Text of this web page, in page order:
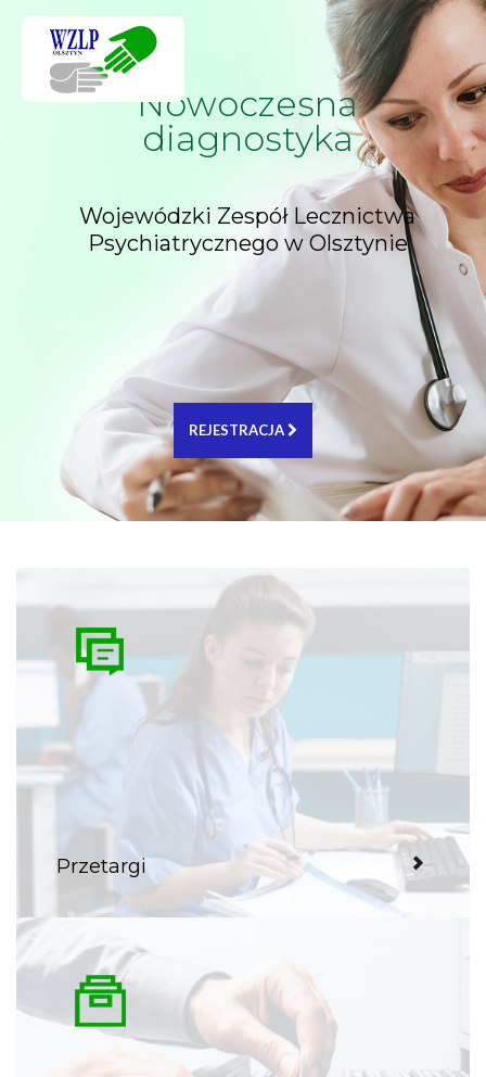
Nowoczesna
diagnostyka
Wojewódzki Zespół Lecznictwa
Psychiatrycznego w Olsztynie
REJESTRACJA
Przetargi